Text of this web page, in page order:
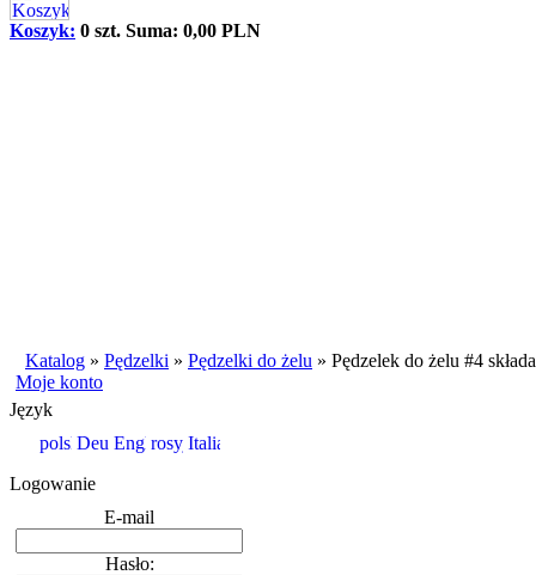
Koszyk: 0 szt. Suma: 0,00 PLN
Katalog » Pędzelki » Pędzelki do żelu » Pędzelek do żelu #4
Moje konto
Język
Logowanie
E-mail
Hasło: